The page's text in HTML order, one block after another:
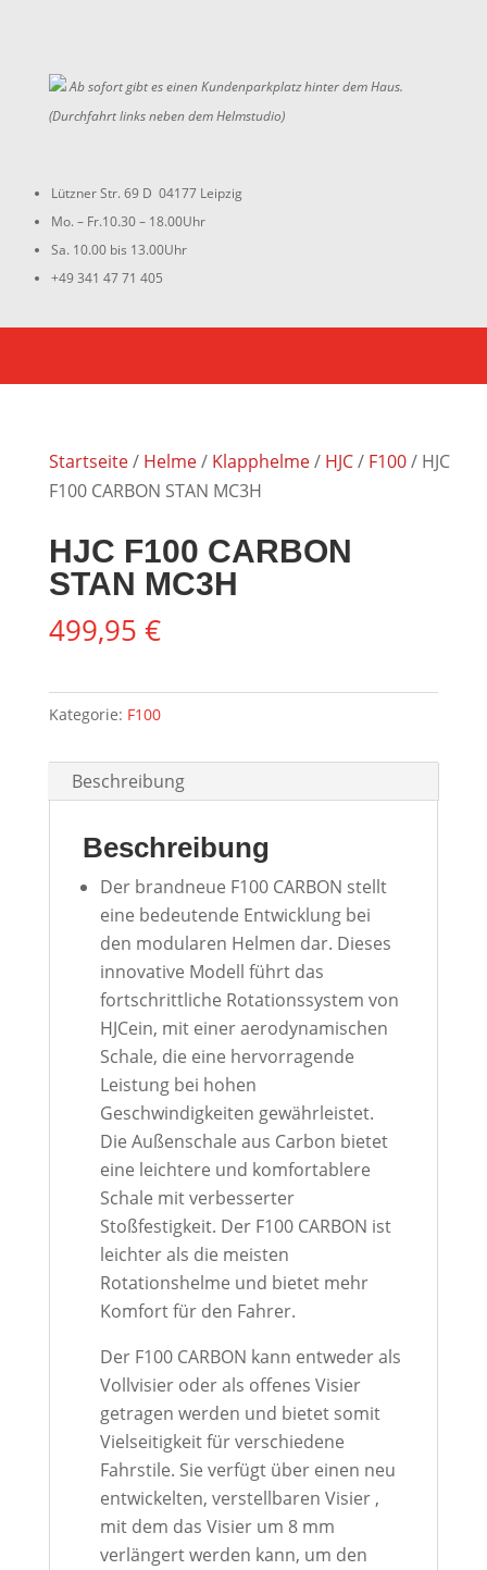
Ab sofort gibt es einen Kundenparkplatz hinter dem Haus.
(Durchfahrt links neben dem Helmstudio)
Lützner Str. 69 D 04177 Leipzig
Mo. – Fr.10.30 – 18.00Uhr
Sa. 10.00 bis 13.00Uhr
+49 341 47 71 405
Startseite/ Helme/ Klapphelme/ HJC/ F100/ HJC
F100 CARBON STAN MC3H
HJC F100 CARBON
STAN MC3H
499,95 €
Kategorie: F100
Beschreibung
Beschreibung
Der brandneue F100 CARBON stellt
eine bedeutende Entwicklung bei
den modularen Helmen dar. Dieses
innovative Modell führt das
fortschrittliche Rotationssystem von
HJCein, mit einer aerodynamischen
Schale, die eine hervorragende
Leistung bei hohen
Geschwindigkeiten gewährleistet.
Die Außenschale aus Carbon bietet
eine leichtere und komfortablere
Schale mit verbesserter
Stoßfestigkeit. Der F100 CARBON ist
leichter als die meisten
Rotationshelme und bietet mehr
Komfort für den Fahrer.
Der F100 CARBON kann entweder als
Vollvisier oder als offenes Visier
getragen werden und bietet somit
Vielseitigkeit für verschiedene
Fahrstile. Sie verfügt über einen neu
entwickelten, verstellbaren Visier ,
mit dem das Visier um 8 mm
verlängert werden kann, um den